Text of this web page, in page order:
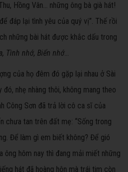
Hồng Vân... những ông bà già hát!
đáp lại tình yêu của quý vị”. Thế rồi
những bài hát được khắc dấu trong
Tình nhớ, Biển nhớ...
của họ đêm đó gặp lại nhau ở Sài
đó, nhẹ nhàng thôi, không mang theo
Công Sơn đã trả lời cô ca sĩ của
chưa tan trên đất mẹ: “Sống trong
Để làm gì em biết không? Để gió
ông hôm nay thì đang mải miết những
hát đã hoàng hôn mà trái tim còn